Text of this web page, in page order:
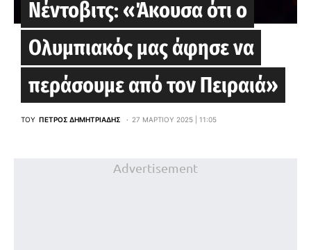
Νέντοβιτς: «Άκουσα ότι ο
Ολυμπιακός μας άφησε να
περάσουμε από τον Πειραιά»
ΤΟΥ ΠΈΤΡΟΣ ΔΗΜΗΤΡΙΆΔΗΣ 27 ΜΑΡΤΊΟΥ 2025 | 11:05
Advertisement